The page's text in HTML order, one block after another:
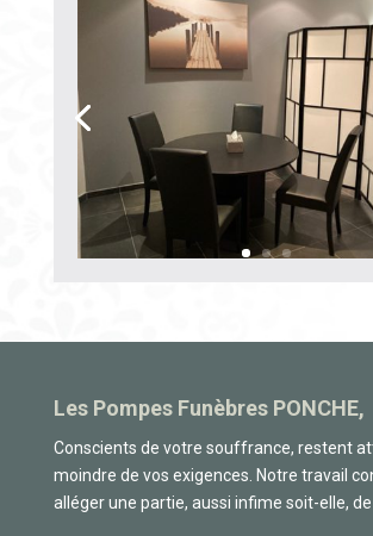
Les Pompes Funèbres PONCHE,
Conscients de votre souffrance, restent
moindre de vos exigences. Notre travail
alléger une partie, aussi infime soit-elle, de